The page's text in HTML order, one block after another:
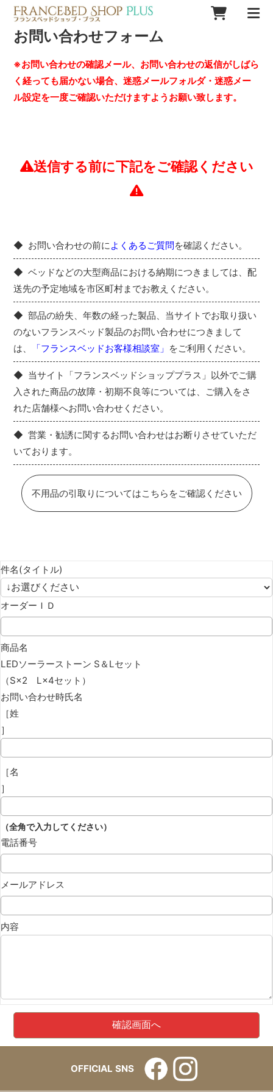
お問い合わせフォーム
※お問い合わせの確認メール、お問い合わせの返信がしばら
く経っても届かない場合、迷惑メールフォルダ・迷惑メー
ル設定を一度ご確認いただけますようお願い致します。
送信する前に下記をご確認ください
お問い合わせの前に よくあるご質問を確認ください。
ベッドなどの大型商品における納期につきましては、配
送先の予定地域を市区町村までお教えください。
部品の紛失、年数の経った製品、当サイトでお取り扱い
のないフランスベッド製品のお問い合わせにつきまして
は、
「フランスベッドお客様相談室」 をご利用ください。
当サイト「フランスベッドショッププラス」以外でご購
入された商品の故障・初期不良等については、ご購入をさ
れた店舗様へお問い合わせください。
営業・勧誘に関するお問い合わせはお断りさせていただ
いております。
不用品の引取りについてはこちらをご確認ください
件名(タイトル)
オーダーＩＤ
商品名
LEDソーラーストーン S＆Lセット
（S×2 L×4セット）
お問い合わせ時氏名
［姓
］
［名
］
（全角で入力してください）
電話番号
メールアドレス
内容
OFFICIAL SNS